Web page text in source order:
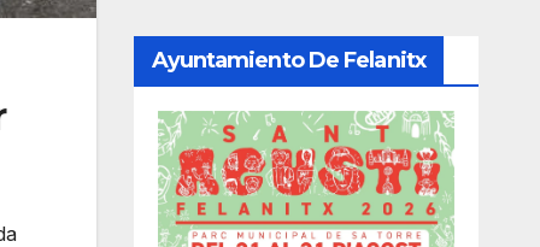
Ayuntamiento De Felanitx